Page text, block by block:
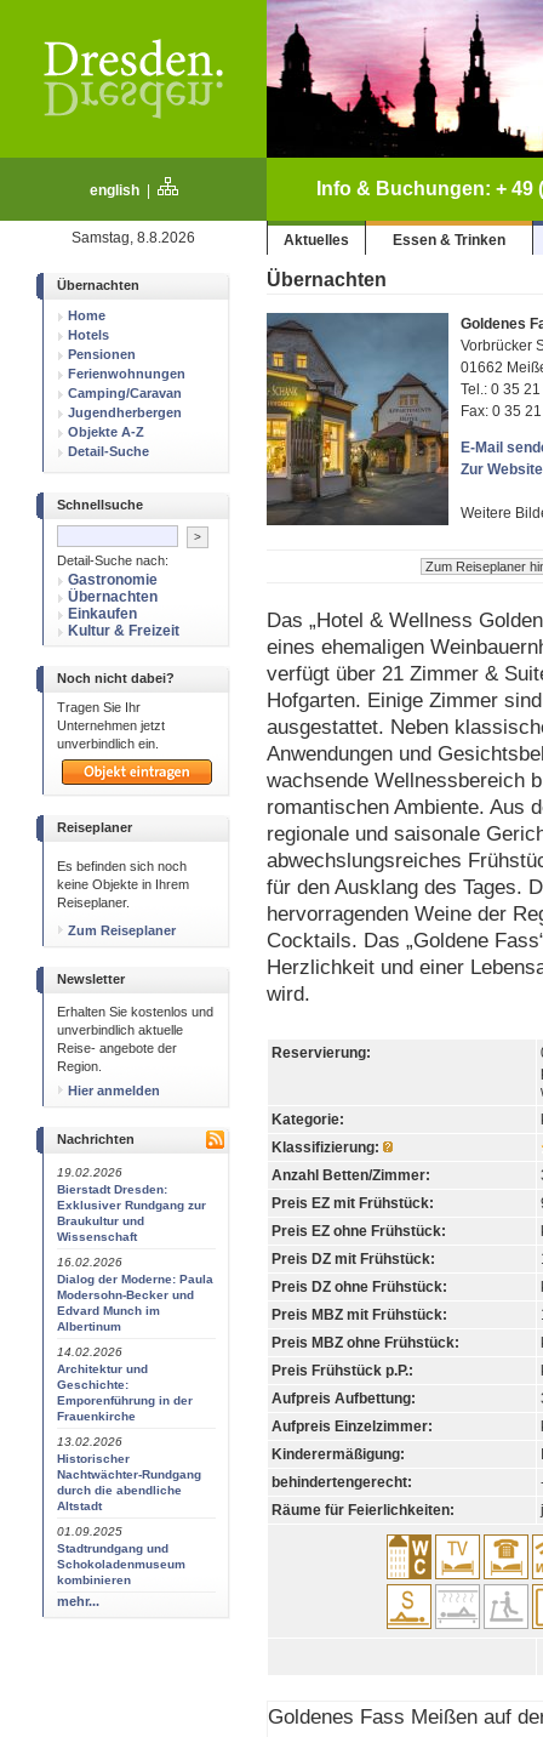
english| Info & Buchungen: + 49
Samstag, 8.8.2026 Aktuelles Essen & Trinken
Übernachten
Home
Hotels
Pensionen
Ferienwohnungen
Camping/Caravan
Jugendherbergen
Objekte A-Z
Detail-Suche
Schnellsuche
Detail-Suche nach:
Gastronomie
Übernachten
Einkaufen
Kultur & Freizeit
Noch nicht dabei?
Tragen Sie Ihr
Unternehmen jetzt
unverbindlich ein.
Reiseplaner
Es befinden sich noch
keine Objekte in Ihrem
Reiseplaner.
Zum Reiseplaner
Newsletter
Erhalten Sie kostenlos und
unverbindlich aktuelle
Reise- angebote der
Region.
Hier anmelden
Nachrichten
19.02.2026
Bierstadt Dresden:
Exklusiver Rundgang zur
Braukultur und
Wissenschaft
16.02.2026
Dialog der Moderne: Paula
Modersohn-Becker und
Edvard Munch im
Albertinum
14.02.2026
Architektur und
Geschichte:
Emporenführung in der
Frauenkirche
13.02.2026
Historischer
Nachtwächter-Rundgang
durch die abendliche
Altstadt
01.09.2025
Stadtrundgang und
Schokoladenmuseum
kombinieren
mehr...
Übernachten
Goldenes
Vorbrücker
01662
Tel.: 0 35
Fax: 0 35
E-Mail
Zur Website
Weitere
Das „Hotel & Wellness
eines ehemaligen
verfügt über 21 Zimmer &
Hofgarten. Einige Zimmer
ausgestattet. Neben
Anwendungen und
wachsende Wellnessbereich
romantischen Ambiente. Aus
regionale und saisonale
abwechslungsreiches
für den Ausklang des Tages.
hervorragenden Weine der
Cocktails. Das „Goldene
Herzlichkeit und einer
wird.
Reservierung:
Kategorie:
Klassifizierung:
Anzahl Betten/Zimmer:
Preis EZ mit Frühstück:
Preis EZ ohne Frühstück:
Preis DZ mit Frühstück:
Preis DZ ohne Frühstück:
Preis MBZ mit Frühstück:
Preis MBZ ohne Frühstück:
Preis Frühstück p.P.:
Aufpreis Aufbettung:
Aufpreis Einzelzimmer:
Kinderermäßigung:
behindertengerecht:
Räume für Feierlichkeiten:
Goldenes Fass Meißen auf